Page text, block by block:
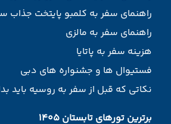
راهنمای سفر به کلمبو پایتخت جذاب
راهنمای سفر به مالزی
هزینه سفر به پاتایا
فستیوال ها و جشنواره های دبی
نکاتی که قبل از سفر به روسیه باید
برترین تورهای تابستان 1405